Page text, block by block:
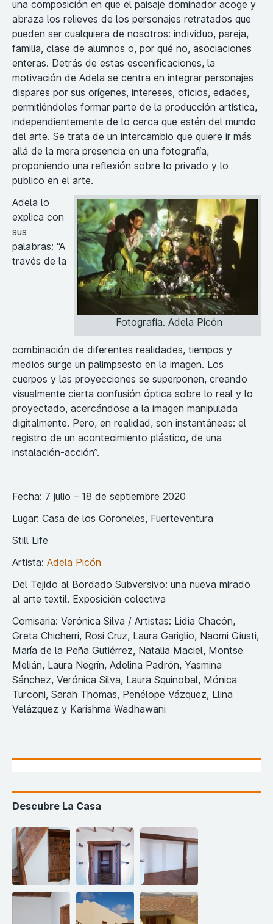
una composición en que el paisaje dominador acoge y
abraza los relieves de los personajes retratados que
pueden ser cualquiera de nosotros: individuo, pareja,
familia, clase de alumnos o, por qué no, asociaciones
enteras. Detrás de estas escenificaciones, la
motivación de Adela se centra en integrar personajes
dispares por sus orígenes, intereses, oficios, edades,
permitiéndoles formar parte de la producción artística,
independientemente de lo cerca que estén del mundo
del arte. Se trata de un intercambio que quiere ir más
allá de la mera presencia en una fotografía,
proponiendo una reflexión sobre lo privado y lo
publico en el arte.
Fotografía. Adela Picón
Adela lo
explica con
sus
palabras: “A
través de la
combinación de diferentes realidades, tiempos y
medios surge un palimpsesto en la imagen. Los
cuerpos y las proyecciones se superponen, creando
visualmente cierta confusión óptica sobre lo real y lo
proyectado, acercándose a la imagen manipulada
digitalmente. Pero, en realidad, son instantáneas: el
registro de un acontecimiento plástico, de una
instalación-acción”.
Fecha: 7 julio – 18 de septiembre 2020
Lugar: Casa de los Coroneles, Fuerteventura
Still Life
Artista: Adela Picón
Del Tejido al Bordado Subversivo: una nueva mirado
al arte textil. Exposición colectiva
Comisaria: Verónica Silva / Artistas: Lidia Chacón,
Greta Chicherri, Rosi Cruz, Laura Gariglio, Naomi Giusti,
María de la Peña Gutiérrez, Natalia Maciel, Montse
Melián, Laura Negrín, Adelina Padrón, Yasmina
Sánchez, Verónica Silva, Laura Squinobal, Mónica
Turconi, Sarah Thomas, Penélope Vázquez, Llina
Velázquez y Karishma Wadhawani
Descubre La Casa